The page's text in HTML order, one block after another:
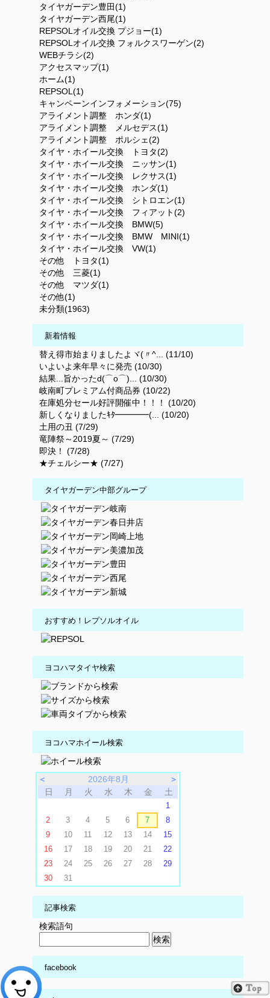
タイヤガーデン豊田(1)
タイヤガーデン西尾(1)
REPSOLオイル交換 プジョー(1)
REPSOLオイル交換 フォルクスワーゲン(2)
WEBチラシ(2)
アクセスマップ(1)
ホーム(1)
REPSOL(1)
キャンペーンインフォメーション(75)
アライメント調整 ホンダ(1)
アライメント調整 メルセデス(1)
アライメント調整 ポルシェ(2)
タイヤ・ホイール交換 トヨタ(2)
タイヤ・ホイール交換 ニッサン(1)
タイヤ・ホイール交換 レクサス(1)
タイヤ・ホイール交換 ホンダ(1)
タイヤ・ホイール交換 シトロエン(1)
タイヤ・ホイール交換 フィアット(2)
タイヤ・ホイール交換 BMW(5)
タイヤ・ホイール交換 BMW MINI(1)
タイヤ・ホイール交換 VW(1)
その他 トヨタ(1)
その他 三菱(1)
その他 マツダ(1)
その他(1)
未分類(1963)
新着情報
替え得市始まりましたよヾ(〃^... (11/10)
いよいよ来年早々に発売 (10/30)
結果...旨かったd(⌒o⌒)... (10/30)
岐南町プレミアム付商品券 (10/22)
在庫処分セール好評開催中！！！ (10/20)
新しくなりましたｷﾀ━━━━(... (10/20)
土用の丑 (7/29)
竜陣祭～2019夏～ (7/29)
即決！ (7/28)
★チェルシー★ (7/27)
タイヤガーデン中部グループ
おすすめ！レプソルオイル
ヨコハマタイヤ検索
ヨコハマホイール検索
＜ 2026年8月
＞
日
月 火 水 木 金 土
1
2
3 4 5 6 7
8
9
10 11 12 13 14
15
16
17 18 19 20 21
22
23
24 25 26 27 28
29
30
31
記事検索
検索語句
facebook